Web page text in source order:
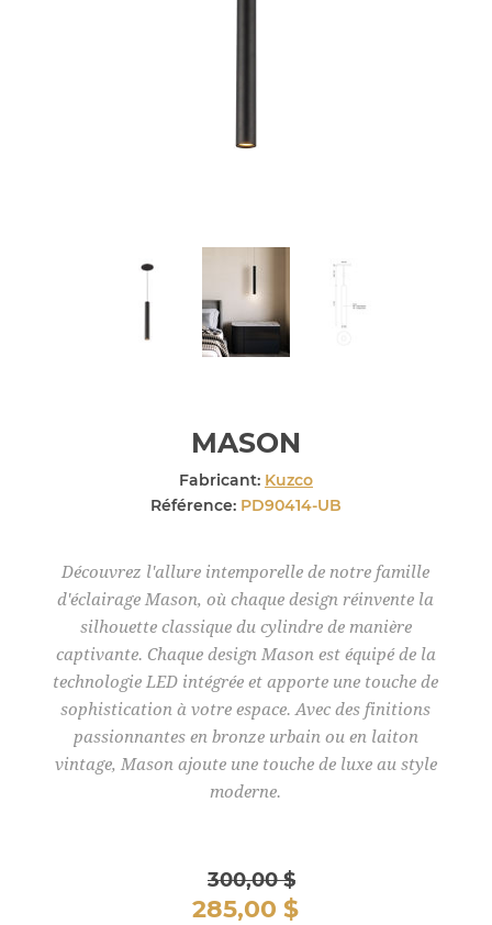
MASON
Fabricant: Kuzco
Référence: PD90414-UB
Découvrez l'allure intemporelle de notre famille
d'éclairage Mason, où chaque design réinvente la
silhouette classique du cylindre de manière
captivante. Chaque design Mason est équipé de la
technologie LED intégrée et apporte une touche de
sophistication à votre espace. Avec des finitions
passionnantes en bronze urbain ou en laiton
vintage, Mason ajoute une touche de luxe au style
moderne.
300,00 $
285,00 $